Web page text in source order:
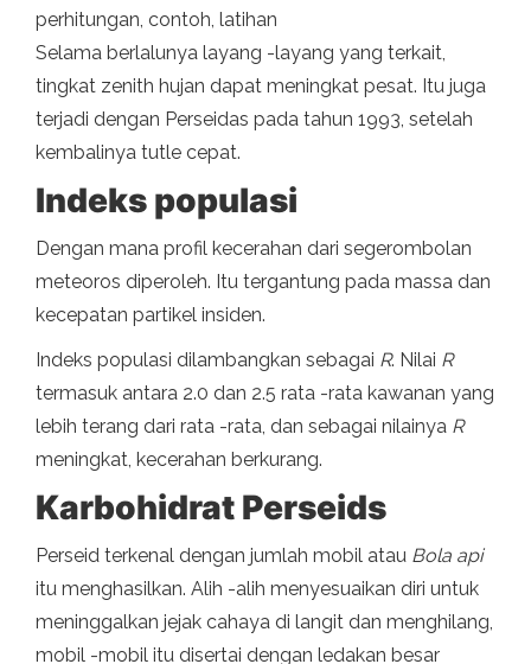
perhitungan, contoh, latihan
Selama berlalunya layang -layang yang terkait,
tingkat zenith hujan dapat meningkat pesat. Itu juga
terjadi dengan Perseidas pada tahun 1993, setelah
kembalinya tutle cepat.
Indeks populasi
Dengan mana profil kecerahan dari segerombolan
meteoros diperoleh. Itu tergantung pada massa dan
kecepatan partikel insiden.
Indeks populasi dilambangkan sebagai R. Nilai R
termasuk antara 2.0 dan 2.5 rata -rata kawanan yang
lebih terang dari rata -rata, dan sebagai nilainya R
meningkat, kecerahan berkurang.
Karbohidrat Perseids
Perseid terkenal dengan jumlah mobil atau Bola api
itu menghasilkan. Alih -alih menyesuaikan diri untuk
meninggalkan jejak cahaya di langit dan menghilang,
mobil -mobil itu disertai dengan ledakan besar